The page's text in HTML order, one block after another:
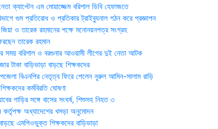
ক্যাপ্টেন এম মোয়াজ্জেম বরিশাল ডিবি হেফাজতে
গুম প্রতিরোধ ও প্রতিকার ট্রাইব্যুনাল গঠন করে প্রজ্ঞাপন
ও তারেক রহমানের পক্ষে মনোনয়নপত্র সংগ্রহ
তারেক রহমান
সময় ব‌রিশাল ও বরগুনার আওয়ামী লীগের দুই নেতা আটক
টাকা বাড়িভাড়া বাড়ছে শিক্ষকদের
বিএনপির নেতৃত্ব ফিরে পেলেন নুরুল আমিন-সালাম রাড়ি
কর্মবিরতি ঘোষণা
গাড়ির সঙ্গে বাসের সংঘর্ষ, শিশুসহ নিহত ৩
কর্তৃপক্ষ অধ্যাদেশের খসড়া অনুমোদন
এমপিওভুক্ত শিক্ষকদের বাড়িভাড়া